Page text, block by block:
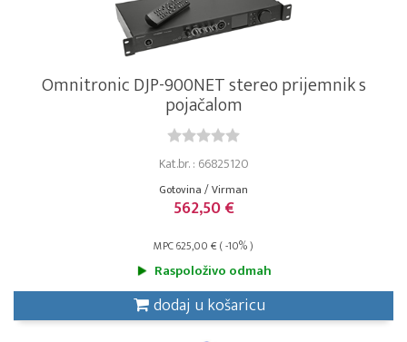
Omnitronic DJP-900NET stereo prijemnik s
pojačalom
Kat.br. : 66825120
Gotovina / Virman
562,50 €
MPC 625,00 € ( -10% )
Raspoloživo odmah
dodaj u košaricu